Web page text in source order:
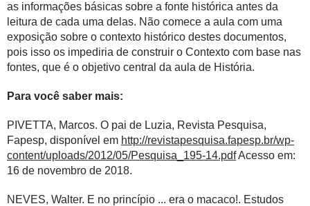
as informações básicas sobre a fonte histórica antes da
leitura de cada uma delas. Não comece a aula com uma
exposição sobre o contexto histórico destes documentos,
pois isso os impediria de construir o Contexto com base nas
fontes, que é o objetivo central da aula de História.
Para você saber mais:
PIVETTA, Marcos. O pai de Luzia, Revista Pesquisa,
Fapesp, disponível em http://revistapesquisa.fapesp.br/wp-
content/uploads/2012/05/Pesquisa_195-14.pdfAcesso em:
16 de novembro de 2018.
NEVES, Walter. E no princípio ... era o macaco!. Estudos